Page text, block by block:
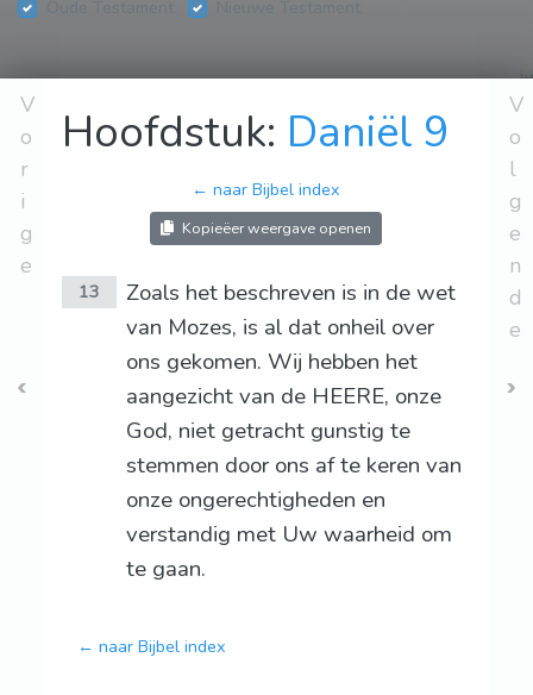
V
o
r
i
g
e
Hoofdstuk: Daniël 9
← naar Bijbel index
Kopieëer weergave openen
13
Zoals het beschreven is in de wet
van Mozes, is al dat onheil over
ons gekomen. Wij hebben het
aangezicht van de HEERE, onze
God, niet getracht gunstig te
stemmen door ons af te keren van
onze ongerechtigheden en
verstandig met Uw waarheid om
te gaan.
← naar Bijbel index
V
o
l
g
e
n
d
e